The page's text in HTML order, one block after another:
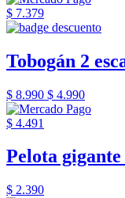
$ 7.379
Tobogán 2
$ 8.990 $ 4.990
$ 4.491
Pelota gigante
$ 2.390